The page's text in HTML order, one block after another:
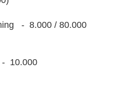
- 8.000 / 80.000
10.000